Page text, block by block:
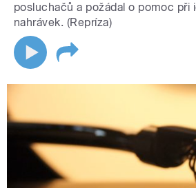
posluchačů a požádal o pomoc při
nahrávek. (Repríza)